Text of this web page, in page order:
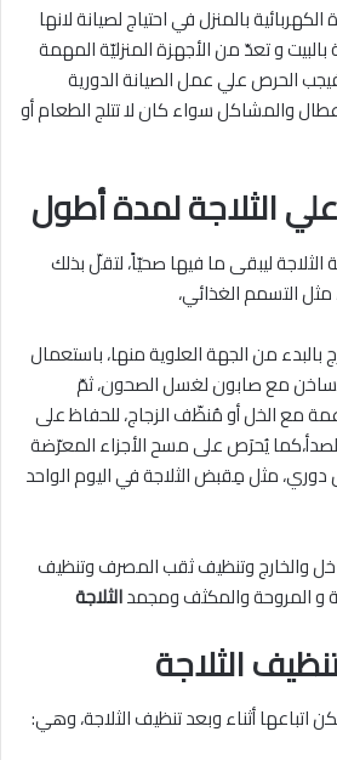
بالمنزل في احتياج لصيانة لانها
و تعدّ من الأجهزة المنزليّة المهمة
الحرص علي عمل الصيانة الدورية
والمشاكل سواء كان لا تتلج الطعام أو
الثلاجة لمدة أطول
ليبقى ما فيها صحيّاً، لتقلّ بذلك
مثل التسمم الغذائي،
بالبدء من الجهة العلوية منها، باستعمال
مع صابون لغسل الصحون، ثمّ
مع الخل أو مُنظّف الزجاج، للحفاظ على
للصدأ،كما يُحرَص على مسح الأجزاء المعرّضة
دوري، مثل مِقبض الثلاجة في اليوم الواحد
والخارج وتنظيف ثقب المصرف وتنظيف
و المروحة والمكثف ومجمدالثلاجة
الثلاجة
اتباعها أثناء وبعد تنظيف الثلاجة، وهي: